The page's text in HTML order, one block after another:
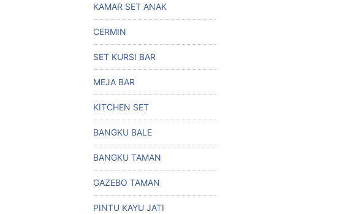
KAMAR SET ANAK
CERMIN
SET KURSI BAR
MEJA BAR
KITCHEN SET
BANGKU BALE
BANGKU TAMAN
GAZEBO TAMAN
PINTU KAYU JATI